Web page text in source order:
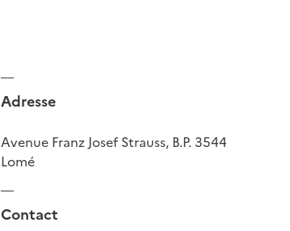
Adresse
Avenue Franz Josef Strauss, B.P. 3544
Lomé
Contact